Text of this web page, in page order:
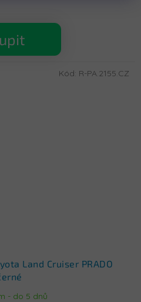
Land Cruiser PRADO
- do 5 dnů
Kód: R-PA.2155.CZ